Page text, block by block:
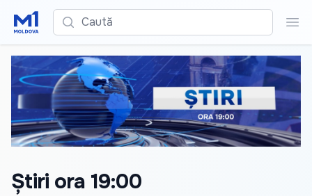
Caută
Știri ora 19:00